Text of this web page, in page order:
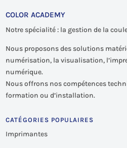
COLOR ACADEMY
Notre spécialité : la gestion de la
Nous proposons des solutions
numérisation, la visualisation,
numérique.
Nous offrons nos compétences
formation ou d’installation.
CATÉGORIES POPULAIRES
Imprimantes